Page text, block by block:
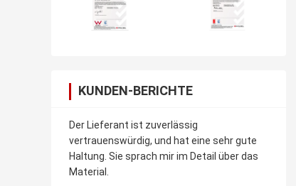
KUNDEN-BERICHTE
Der Lieferant ist zuverlässig
vertrauenswürdig, und hat eine sehr gute
Haltung. Sie sprach mir im Detail über das
Material.